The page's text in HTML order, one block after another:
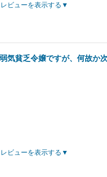
ビューを表示する
気貧乏令嬢ですが、何故か
ビューを表示する